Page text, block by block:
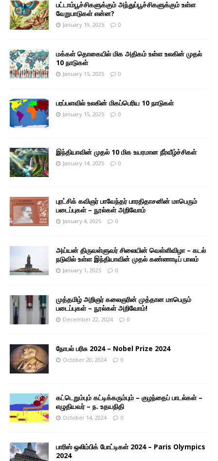
பட்டாம்பூச்சிகளுக்கும் அந்துப்பூச்சிகளுக்கும் உள்ள
வேறுபாடுகள் என்ன?
January 19, 2025 0
மக்கள் தொகையில் மிக அதிகம் உள்ள உலகின் முதல்
10 நாடுகள்
January 15, 2025 0
பரப்பளவில் உலகின் மிகப்பெரிய 10 நாடுகள்
January 15, 2025 0
இந்தியாவின் முதல் 10 மிக உயரமான நீர்வீழ்ச்சிகள்
January 14, 2025 0
புரட்சிக் கவிஞர் பாவேந்தர் பாரதிதாசனின் மாபெரும்
படைப்புகள் – நூல்கள் அறிவோம்
January 4, 2025 0
அய்யன் திருவள்ளுவர் சிலையின் வெள்ளிவிழா – கடல்
நடுவில் உள்ள இந்தியாவின் முதல் கண்ணாடிப் பாலம்
January 1, 2025 0
முத்தமிழ் அறிஞர் கலைஞரின் முத்தான மாபெரும்
படைப்புகள் – நூல்கள் அறிவோம்!
December 22, 2024 0
நோபல் பரிசு 2024 – Nobel Prize 2024
October 20, 2024 0
கட்டெறும்பும் கட்டிக்கரும்பும் – குழந்தைப் பாடல்கள் –
எழுதியவர் – ந. உதயநிதி
October 14, 2024 0
பாரிஸ் ஒலிம்பிக் போட்டிகள் 2024 – Paris Olympics
2024